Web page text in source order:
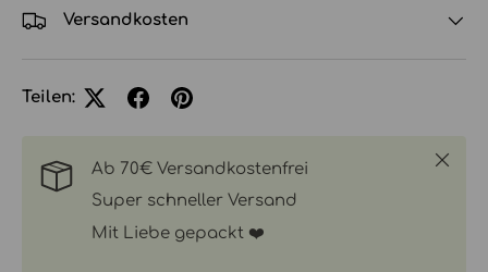
Versandkosten
Teilen:
Ab 70€ Versandkostenfrei
Super schneller Versand
Mit Liebe gepackt ❤️